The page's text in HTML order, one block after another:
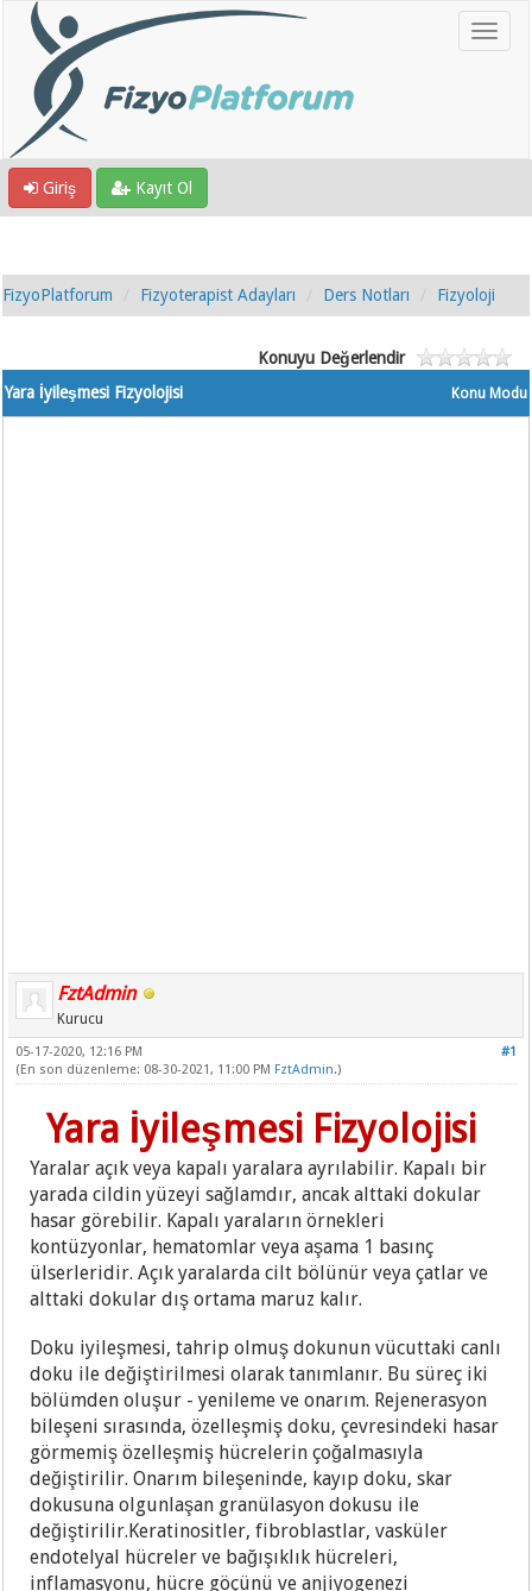
Giriş Kayıt Ol
FizyoPlatforum Fizyoterapist Adayları Ders Notları Fizyoloji
Konuyu Değerlendir
Konu Modu
Yara İyileşmesi Fizyolojisi
FztAdmin
Kurucu
#1
05-17-2020, 12:16 PM
(En son düzenleme: 08-30-2021, 11:00 PM FztAdmin.)
Yara İyileşmesi Fizyolojisi
Yaralar açık veya kapalı yaralara ayrılabilir. Kapalı bir
yarada cildin yüzeyi sağlamdır, ancak alttaki dokular
hasar görebilir. Kapalı yaraların örnekleri
kontüzyonlar, hematomlar veya aşama 1 basınç
ülserleridir. Açık yaralarda cilt bölünür veya çatlar ve
alttaki dokular dış ortama maruz kalır.
Doku iyileşmesi, tahrip olmuş dokunun vücuttaki canlı
doku ile değiştirilmesi olarak tanımlanır. Bu süreç iki
bölümden oluşur - yenileme ve onarım. Rejenerasyon
bileşeni sırasında, özelleşmiş doku, çevresindeki hasar
görmemiş özelleşmiş hücrelerin çoğalmasıyla
değiştirilir. Onarım bileşeninde, kayıp doku, skar
dokusuna olgunlaşan granülasyon dokusu ile
değiştirilir.Keratinositler, fibroblastlar, vasküler
endotelyal hücreler ve bağışıklık hücreleri,
inflamasyonu, hücre göçünü ve anjiyogenezi